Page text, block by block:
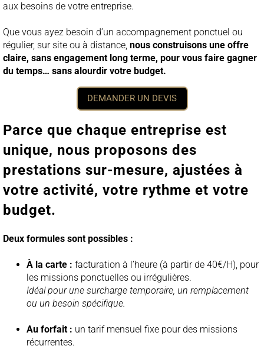
aux besoins de votre entreprise.
Que vous ayez besoin d’un accompagnement ponctuel ou
régulier, sur site ou à distance, nous construisons une offre
claire, sans engagement long terme, pour vous faire gagner
du temps… sans alourdir votre budget.
DEMANDER UN DEVIS
Parce que chaque entreprise est
unique, nous proposons des
prestations sur-mesure, ajustées à
votre activité, votre rythme et votre
budget.
Deux formules sont possibles :
À la carte : facturation à l’heure (à partir de 40€/H), pour
les missions ponctuelles ou irrégulières.
Idéal pour une surcharge temporaire, un remplacement
ou un besoin spécifique.
Au forfait : un tarif mensuel fixe pour des missions
récurrentes.